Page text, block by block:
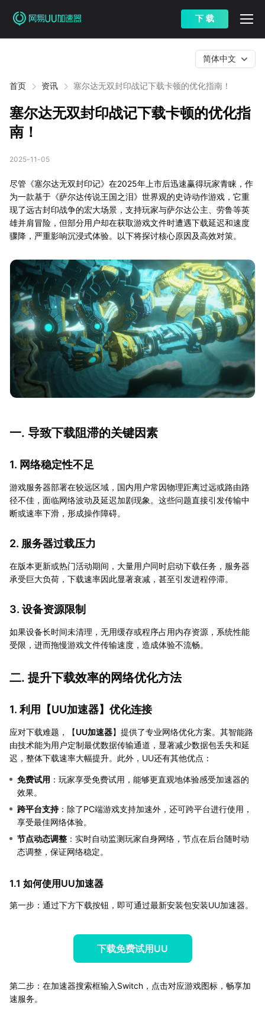
下 载
首页 资讯 塞尔达无双封印战记下载卡顿的优化指南！
简体中文
塞尔达无双封印战记下载卡顿的优化指
南！
2025-11-05
尽管《塞尔达无双封印记》在2025年上市后迅速赢得玩家青睐，作
为一款基于《萨尔达传说王国之泪》世界观的史诗动作游戏，它重
现了远古封印战争的宏大场景，支持玩家与萨尔达公主、劳鲁等英
雄并肩冒险，但部分用户却在获取游戏文件时遭遇下载延迟和速度
骤降，严重影响沉浸式体验。以下将探讨核心原因及高效对策。
一. 导致下载阻滞的关键因素
1. 网络稳定性不足
游戏服务器部署在较远区域，国内用户常因物理距离过远或路由路
径不佳，面临网络波动及延迟加剧现象。这些问题直接引发传输中
断或速率下滑，形成操作障碍。
2. 服务器过载压力
在版本更新或热门活动期间，大量用户同时启动下载任务，服务器
承受巨大负荷，下载速率因此显著衰减，甚至引发进程停滞。
3. 设备资源限制
如果设备长时间未清理，无用缓存或程序占用内存资源，系统性能
受限，进而拖慢游戏文件传输速度，造成体验不流畅。
二. 提升下载效率的网络优化方法
1. 利用【UU加速器】优化连接
应对下载难题，【UU加速器】提供了专业网络优化方案。其智能路
由技术能为用户定制最优数据传输通道，显著减少数据包丢失和延
迟，整体下载速率大幅提升。此外，UU还有其他优点：
免费试用 ：玩家享受免费试用，能够更直观地体验感受加速器的
效果。
跨平台支持：除了PC端游戏支持加速外，还可跨平台进行使用，
享受最佳网络体验。
节点动态调整 ：实时自动监测玩家自身网络，节点在后台随时动
态调整，保证网络稳定。
1.1 如何使用UU加速器
第一步：通过下方下载按钮，即可通过最新安装包安装UU加速器。
下载免费试用UU
第二步：在加速器搜索框输入Switch，点击对应游戏图标，畅享加
速服务。